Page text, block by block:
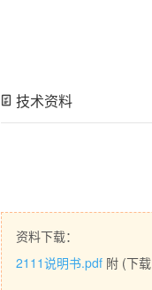
技术资料
资料下载：
2111说明书.pdf 附 (下载